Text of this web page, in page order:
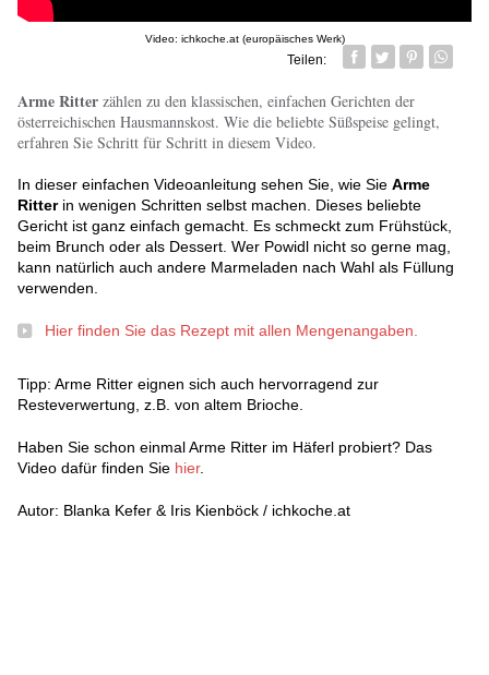
Video: ichkoche.at (europäisches Werk)
Teilen:
Facebook
TwitterPin it
Arme Ritter zählen zu den klassischen, einfachen Gerichten der
österreichischen Hausmannskost. Wie die beliebte Süßspeise gelingt,
erfahren Sie Schritt für Schritt in diesem Video.
In dieser einfachen Videoanleitung sehen Sie, wie Sie Arme
Ritterin wenigen Schritten selbst machen. Dieses beliebte
Gericht ist ganz einfach gemacht. Es schmeckt zum Frühstück,
beim Brunch oder als Dessert. Wer Powidl nicht so gerne mag,
kann natürlich auch andere Marmeladen nach Wahl als Füllung
verwenden.
Hier finden Sie das Rezept mit allen Mengenangaben.
Tipp: Arme Ritter eignen sich auch hervorragend zur
Resteverwertung, z.B. von altem Brioche.
Haben Sie schon einmal Arme Ritter im Häferl probiert? Das
Video dafür finden Sie hier.
Autor: Blanka Kefer & Iris Kienböck / ichkoche.at